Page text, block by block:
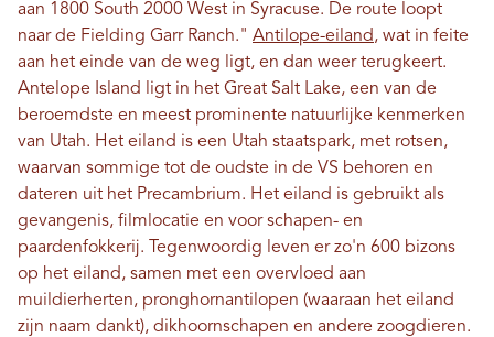
aan 1800 South 2000 West in Syracuse. De route loopt
naar de Fielding Garr Ranch." Antilope-eiland, wat in feite
aan het einde van de weg ligt, en dan weer terugkeert.
Antelope Island ligt in het Great Salt Lake, een van de
beroemdste en meest prominente natuurlijke kenmerken
van Utah. Het eiland is een Utah staatspark, met rotsen,
waarvan sommige tot de oudste in de VS behoren en
dateren uit het Precambrium. Het eiland is gebruikt als
gevangenis, filmlocatie en voor schapen- en
paardenfokkerij. Tegenwoordig leven er zo'n 600 bizons
op het eiland, samen met een overvloed aan
muildierherten, pronghornantilopen (waaraan het eiland
zijn naam dankt), dikhoornschapen en andere zoogdieren.